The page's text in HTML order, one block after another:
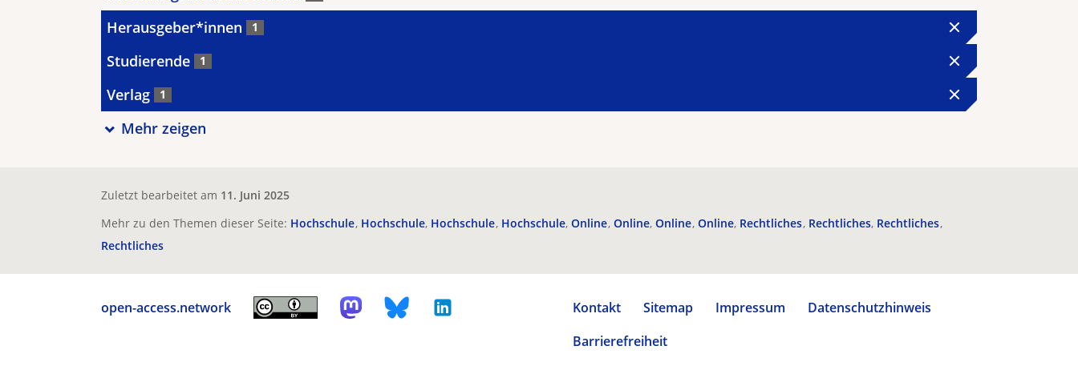
Herausgeber*innen 1
Studierende 1
Verlag 1
Mehr zeigen
Zuletzt bearbeitet am 11. Juni 2025
Mehr zu den Themen dieser Seite: Hochschule Hochschule Hochschule Hochschule Online Online Online Online Rechtliches Rechtliches Rechtliches
Rechtliches
open-access.network Kontakt Sitemap Impressum
Datenschutzhinweis
Barrierefreiheit